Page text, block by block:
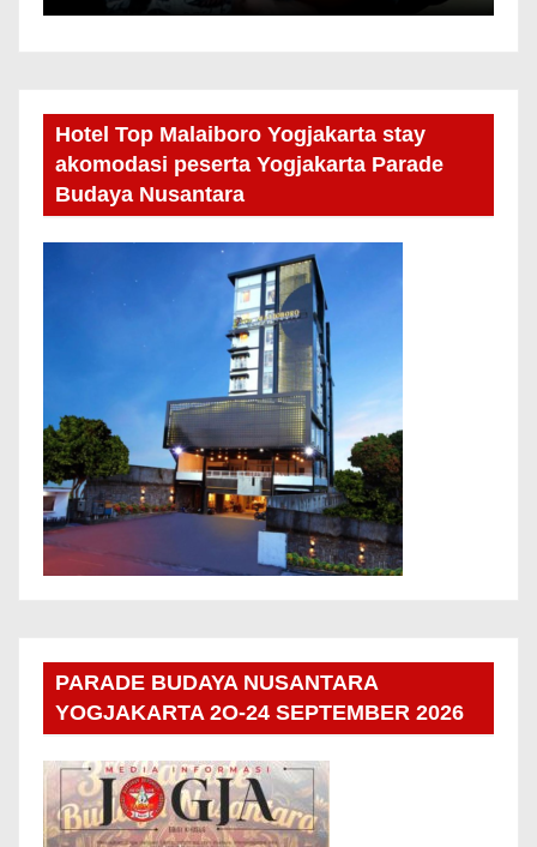
Hotel Top Malaiboro Yogjakarta stay
akomodasi peserta Yogjakarta Parade
Budaya Nusantara
PARADE BUDAYA NUSANTARA
YOGJAKARTA 2O-24 SEPTEMBER 2026